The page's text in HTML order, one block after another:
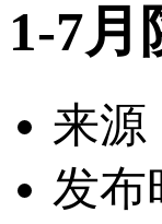
1-7
来源
发布